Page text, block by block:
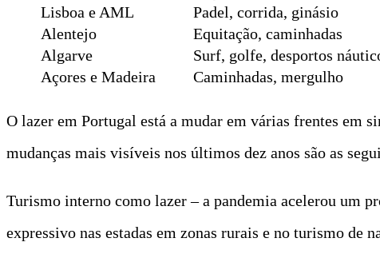
Lisboa e AML
Padel, corrida, ginásio
Alentejo
Equitação, caminhadas
Algarve
Surf, golfe, desportos
Açores e Madeira
Caminhadas, mergulho
O lazer em Portugal está a mudar em várias frentes em
mudanças mais visíveis nos últimos dez anos são as
Turismo interno como lazer – a pandemia acelerou um
expressivo nas estadas em zonas rurais e no turismo de